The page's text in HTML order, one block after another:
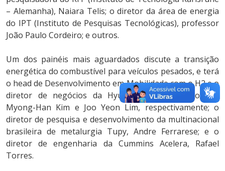
– Alemanha), Naiara Telis; o diretor da área de energia
do IPT (Instituto de Pesquisas Tecnológicas), professor
João Paulo Cordeiro; e outros.
Um dos painéis mais aguardados discute a transição
energética do combustível para veículos pesados, e terá
o head de Desenvolvimento em Mobilidade com o H2 e o
diretor de negócios da Hyundai na Coreia do Sul,
Myong-Han Kim e Joo Yeon Lim, respectivamente; o
diretor de pesquisa e desenvolvimento da multinacional
brasileira de metalurgia Tupy, Andre Ferrarese; e o
diretor de engenharia da Cummins Acelera, Rafael
Torres.